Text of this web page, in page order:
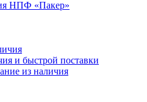
и быстрой поставки